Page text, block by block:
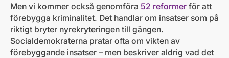
Men vi kommer också genomföra 52 reformer för att
förebygga kriminalitet. Det handlar om insatser som på
riktigt bryter nyrekryteringen till gängen.
Socialdemokraterna pratar ofta om vikten av
förebyggande insatser – men beskriver aldrig vad det